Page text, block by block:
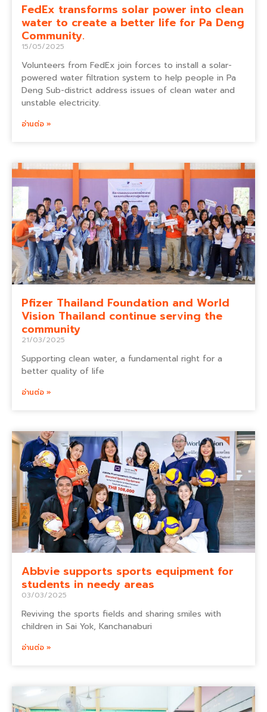
FedEx transforms solar power into clean
water to create a better life for Pa Deng
Community.
15/05/2025
Volunteers from FedEx join forces to install a solar-
powered water filtration system to help people in Pa
Deng Sub-district address issues of clean water and
unstable electricity.
อ่านต่อ »
Pfizer Thailand Foundation and World
Vision Thailand continue serving the
community
21/03/2025
Supporting clean water, a fundamental right for a
better quality of life
อ่านต่อ »
Abbvie supports sports equipment for
students in needy areas
03/03/2025
Reviving the sports fields and sharing smiles with
children in Sai Yok, Kanchanaburi
อ่านต่อ »